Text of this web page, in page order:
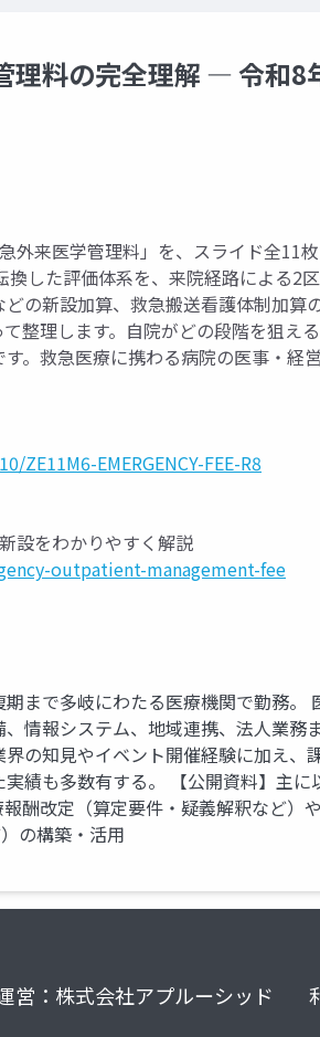
理料の完全理解 ― 令和
外来医学管理料」を、スライド全11
した評価体系を、来院経路による2
の新設加算、救急搬送看護体制加算
整理します。自院がどの段階を狙え
。救急医療に携わる病院の医事・経
EMERGENCY-FEE-R8
設をわかりやすく解説
outpatient-management-fee
まで多岐にわたる医療機関で勤務。
情報システム、地域連携、法人業務
の知見やイベント開催経験に加え、
実績も多数有する。 【公開資料】主
酬改定（算定要件・疑義解釈など）
の構築・活用
営：株式会社アプルーシッド